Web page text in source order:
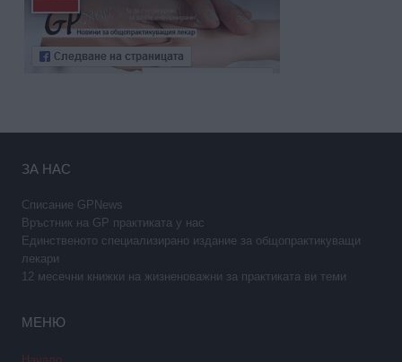
ЗА НАС
Списание GPNews
Връстник на GP практиката у нас
Единственото специализирано издание за общопрактикуващи
лекари
12 месечни книжки на жизненоважни за практиката ви теми
МЕНЮ
Начало